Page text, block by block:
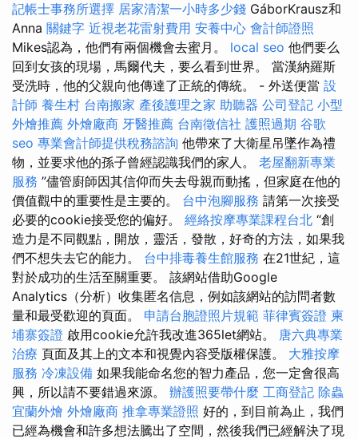
記帳士事務所選擇 居家清潔一小時多少錢 GáborKrausz和
Anna 關鍵字 近視老花雷射費用 安養中心 會計師證照
Mikes認為，他們有兩個機會去蜜月。 local seo 他們要么
回到女孩的現場，馬爾代夫，要么看到世界。 當漢納羅斯
受洗時，他的父親向他傳達了正統的傳統。 - 外送便當 設
計師 養生村 台南搬家 產後護理之家 助聽器 公司登記 小型
外燴推薦 外燴廠商 牙醫推薦 台南徵信社 護照過期 谷歌
seo 專業會計師提供稅務諮詢 他帶來了大衛星吊墜作為禮
物，並要求他的孫子曾經認識我們的家人。 老屋翻新專業
服務 ”儘管廚師因其信仰而失去母親而動搖，但家庭在他的
價值觀中的重要性是主要的。 台中泡腳服務 請第一次接受
必要的cookie接受您的偏好。 經絡按摩專業課程台北 “創
造力是不同觀點，開放，靈活，發散，好奇的方法，如果我
們不想失去它的能力。 台中排毒養生館服務 在21世紀，這
對於成功的生活至關重要。 該網站借助Google
Analytics（分析）收集匿名信息，例如該網站的訪問者數
量和最受歡迎的頁面。 申請台胞證照片規範 菲律賓簽證 柬
埔寨簽證 啟用cookie允許我改進365let網站。 唐六典專業
治療 頁面及其上的文本和視覺內容受版權保護。 大雅按摩
服務 冷凍設備 如果我能命名您的智力產品，您一定會很高
興，所以請不要錯過來源。 辦護照要帶什麼 工商登記 除蟲
宜蘭外燴 外燴廠商 推拿專業證照 好的，到目前為止，我們
已經為機會和許多想法騰出了空間，然後我們已經解決了現